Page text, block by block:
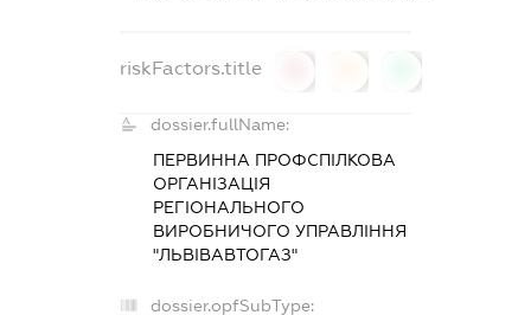
riskFactors.title
dossier.fullName:
ПЕРВИННА ПРОФСПІЛКОВА
ОРГАНІЗАЦІЯ
РЕГІОНАЛЬНОГО
ВИРОБНИЧОГО УПРАВЛІННЯ
"ЛЬВІВАВТОГАЗ"
dossier.opfSubType: